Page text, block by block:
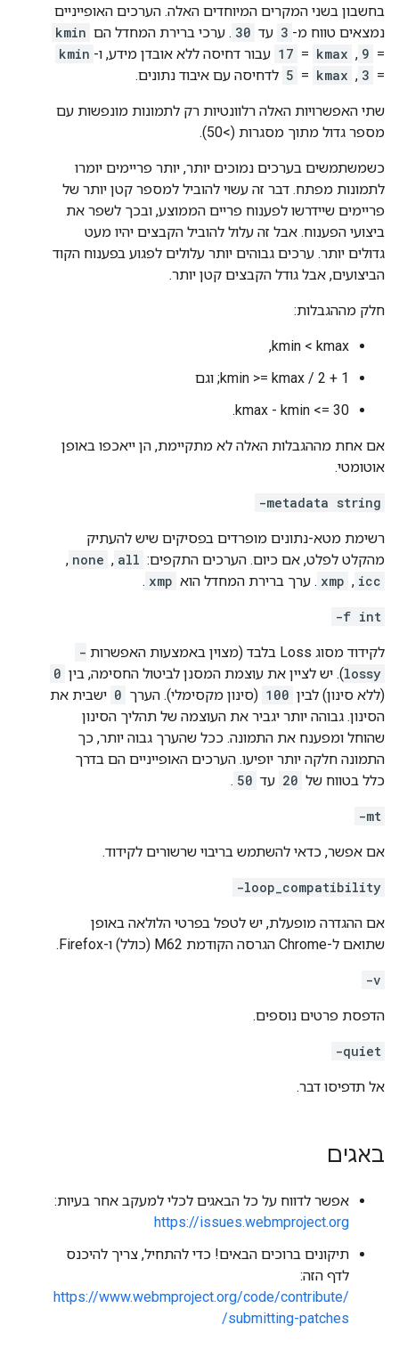
בחשבון בשני המקרים המיוחדים האלה. הערכים האופייניים
נמצאים טווח מ- 3 עד 30 . ערכי ברירת המחדל הם kmin
=
9
,
kmax
=
17 עבור דחיסה ללא אובדן מידע, ו- kmin
=
3
,
kmax
=
5 לדחיסה עם איבוד נתונים.
שתי האפשרויות האלה רלוונטיות רק לתמונות מונפשות עם
מספר גדול מתוך מסגרות (>50).
כשמשתמשים בערכים נמוכים יותר, יותר פריימים יומרו
לתמונות מפתח. דבר זה עשוי להוביל למספר קטן יותר של
פריימים שיידרשו לפענוח פריים הממוצע, ובכך לשפר את
ביצועי הפענוח. אבל זה עלול להוביל הקבצים יהיו מעט
גדולים יותר. ערכים גבוהים יותר עלולים לפגוע בפענוח הקוד
הביצועים, אבל גודל הקבצים קטן יותר.
חלק מההגבלות:
kmin < kmax,
kmin >= kmax / 2 + 1; וגם
kmax - kmin <= 30.
אם אחת מההגבלות האלה לא מתקיימת, הן ייאכפו באופן
אוטומטי.
-metadata string
רשימת מטא-נתונים מופרדים בפסיקים שיש להעתיק
מהקלט לפלט, אם כיום. הערכים התקפים: all
,
none
,
icc
,
xmp . ערך ברירת המחדל הוא xmp
.
-f int
לקידוד מסוג Loss בלבד (מצוין באמצעות האפשרות
-
lossy). יש לציין את עוצמת המסנן לביטול החסימה, בין 0
(ללא סינון) לבין 100 (סינון מקסימלי). הערך 0 ישבית את
הסינון. גבוהה יותר יגביר את העוצמה של תהליך הסינון
שהוחל ומפענח את התמונה. ככל שהערך גבוה יותר, כך
התמונה חלקה יותר יופיעו. הערכים האופייניים הם בדרך
כלל בטווח של 20 עד 50
.
-mt
אם אפשר, כדאי להשתמש בריבוי שרשורים לקידוד.
-loop_compatibility
אם ההגדרה מופעלת, יש לטפל בפרטי הלולאה באופן
שתואם ל-Chrome הגרסה הקודמת M62 (כולל) ו-Firefox.
-v
הדפסת פרטים נוספים.
-quiet
אל תדפיסו דבר.
באגים
אפשר לדווח על כל הבאגים לכלי למעקב אחר בעיות:
https://issues.webmproject.org
תיקונים ברוכים הבאים! כדי להתחיל, צריך להיכנס
לדף הזה:
https://www.webmproject.org/code/contribute/
submitting-patches/